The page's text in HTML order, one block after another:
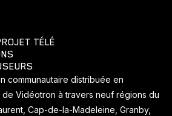
TÉLÉ
communautaire distribuée en
Vidéotron à travers neuf régions du
Cap-de-la-Madeleine, Granby,